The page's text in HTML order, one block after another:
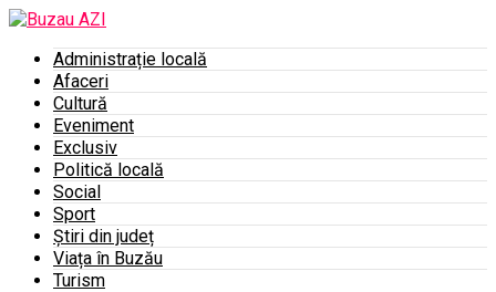
Administrație locală
Afaceri
Cultură
Eveniment
Exclusiv
Politică locală
Social
Sport
Știri din județ
Viața în Buzău
Turism